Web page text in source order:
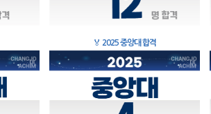
🏅 2025 중앙대 합격